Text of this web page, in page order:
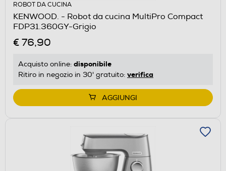
ROBOT DA CUCINA
KENWOOD. - Robot da cucina MultiPro Compact
FDP31.360GY-Grigio
€ 76,90
Acquisto online: disponibile
Ritiro in negozio in 30' gratuito: verifica
AGGIUNGI